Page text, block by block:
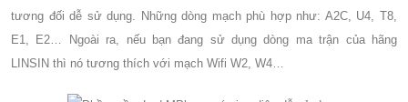
tương đối dễ sử dụng. Những dòng mạch phù hợp như: A2C, U4, T8,
E1, E2… Ngoài ra, nếu bạn đang sử dụng dòng ma trận của hãng
LINSIN thì nó tương thích với mạch Wifi W2, W4…